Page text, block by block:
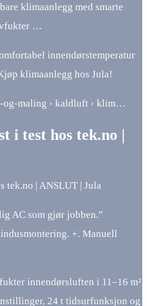
klimaanlegg med smarte
…
innendørstemperatur
klimaanlegg hos Jula!
og-maling › kaldluft › klim…
i test hos tek.no |
tek.no | ANSLUT | Jula
AC som gjør jobben.”
+. Manuell
innendørsluften i 11–16 m²
24 t tidsurfunksjon og